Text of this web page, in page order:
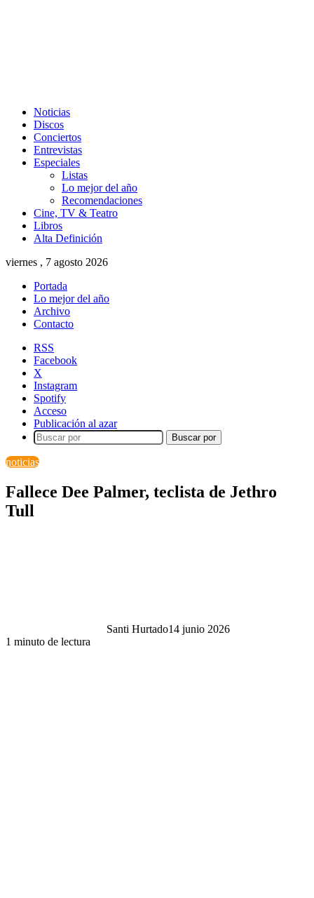
Noticias
Discos
Conciertos
Entrevistas
Especiales
Listas
Lo mejor del año
Recomendaciones
Cine, TV & Teatro
Libros
Alta Definición
viernes , 7 agosto 2026
Portada
Lo mejor del año
Archivo
Contacto
RSS
Facebook
X
Instagram
Spotify
Acceso
Publicación al azar
Buscar por
noticias
Fallece Dee Palmer, teclista de Jethro
Tull
Santi Hurtado14 junio 2026
1 minuto de lectura